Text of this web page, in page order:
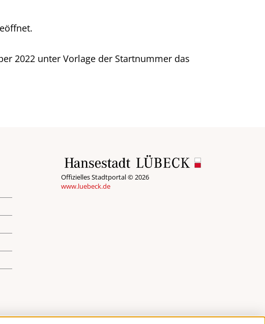
2022 unter Vorlage der Startnummer das
Offizielles Stadtportal © 2026
www.luebeck.de